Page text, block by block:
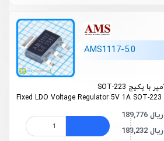
AMS1117-5.0
Fixed LDO Voltage Regulator 5V 1A SOT-223
189,776 ریال
183,232 ریال